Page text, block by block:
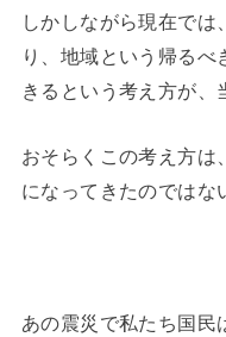
しかしながら現在では
り、地域という帰る
きるという考え方が、
おそらくこの考え方は
になってきたのではな
あの震災で私たち国民